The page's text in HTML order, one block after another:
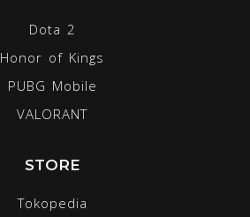
Dota 2
Honor of Kings
PUBG Mobile
VALORANT
STORE
Tokopedia